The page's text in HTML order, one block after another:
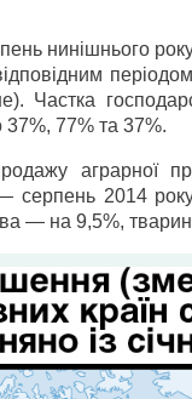
нинішнього
Частка
37%, 77% та 37%.
аграрної
— серпень 2014
— на 9,5%,